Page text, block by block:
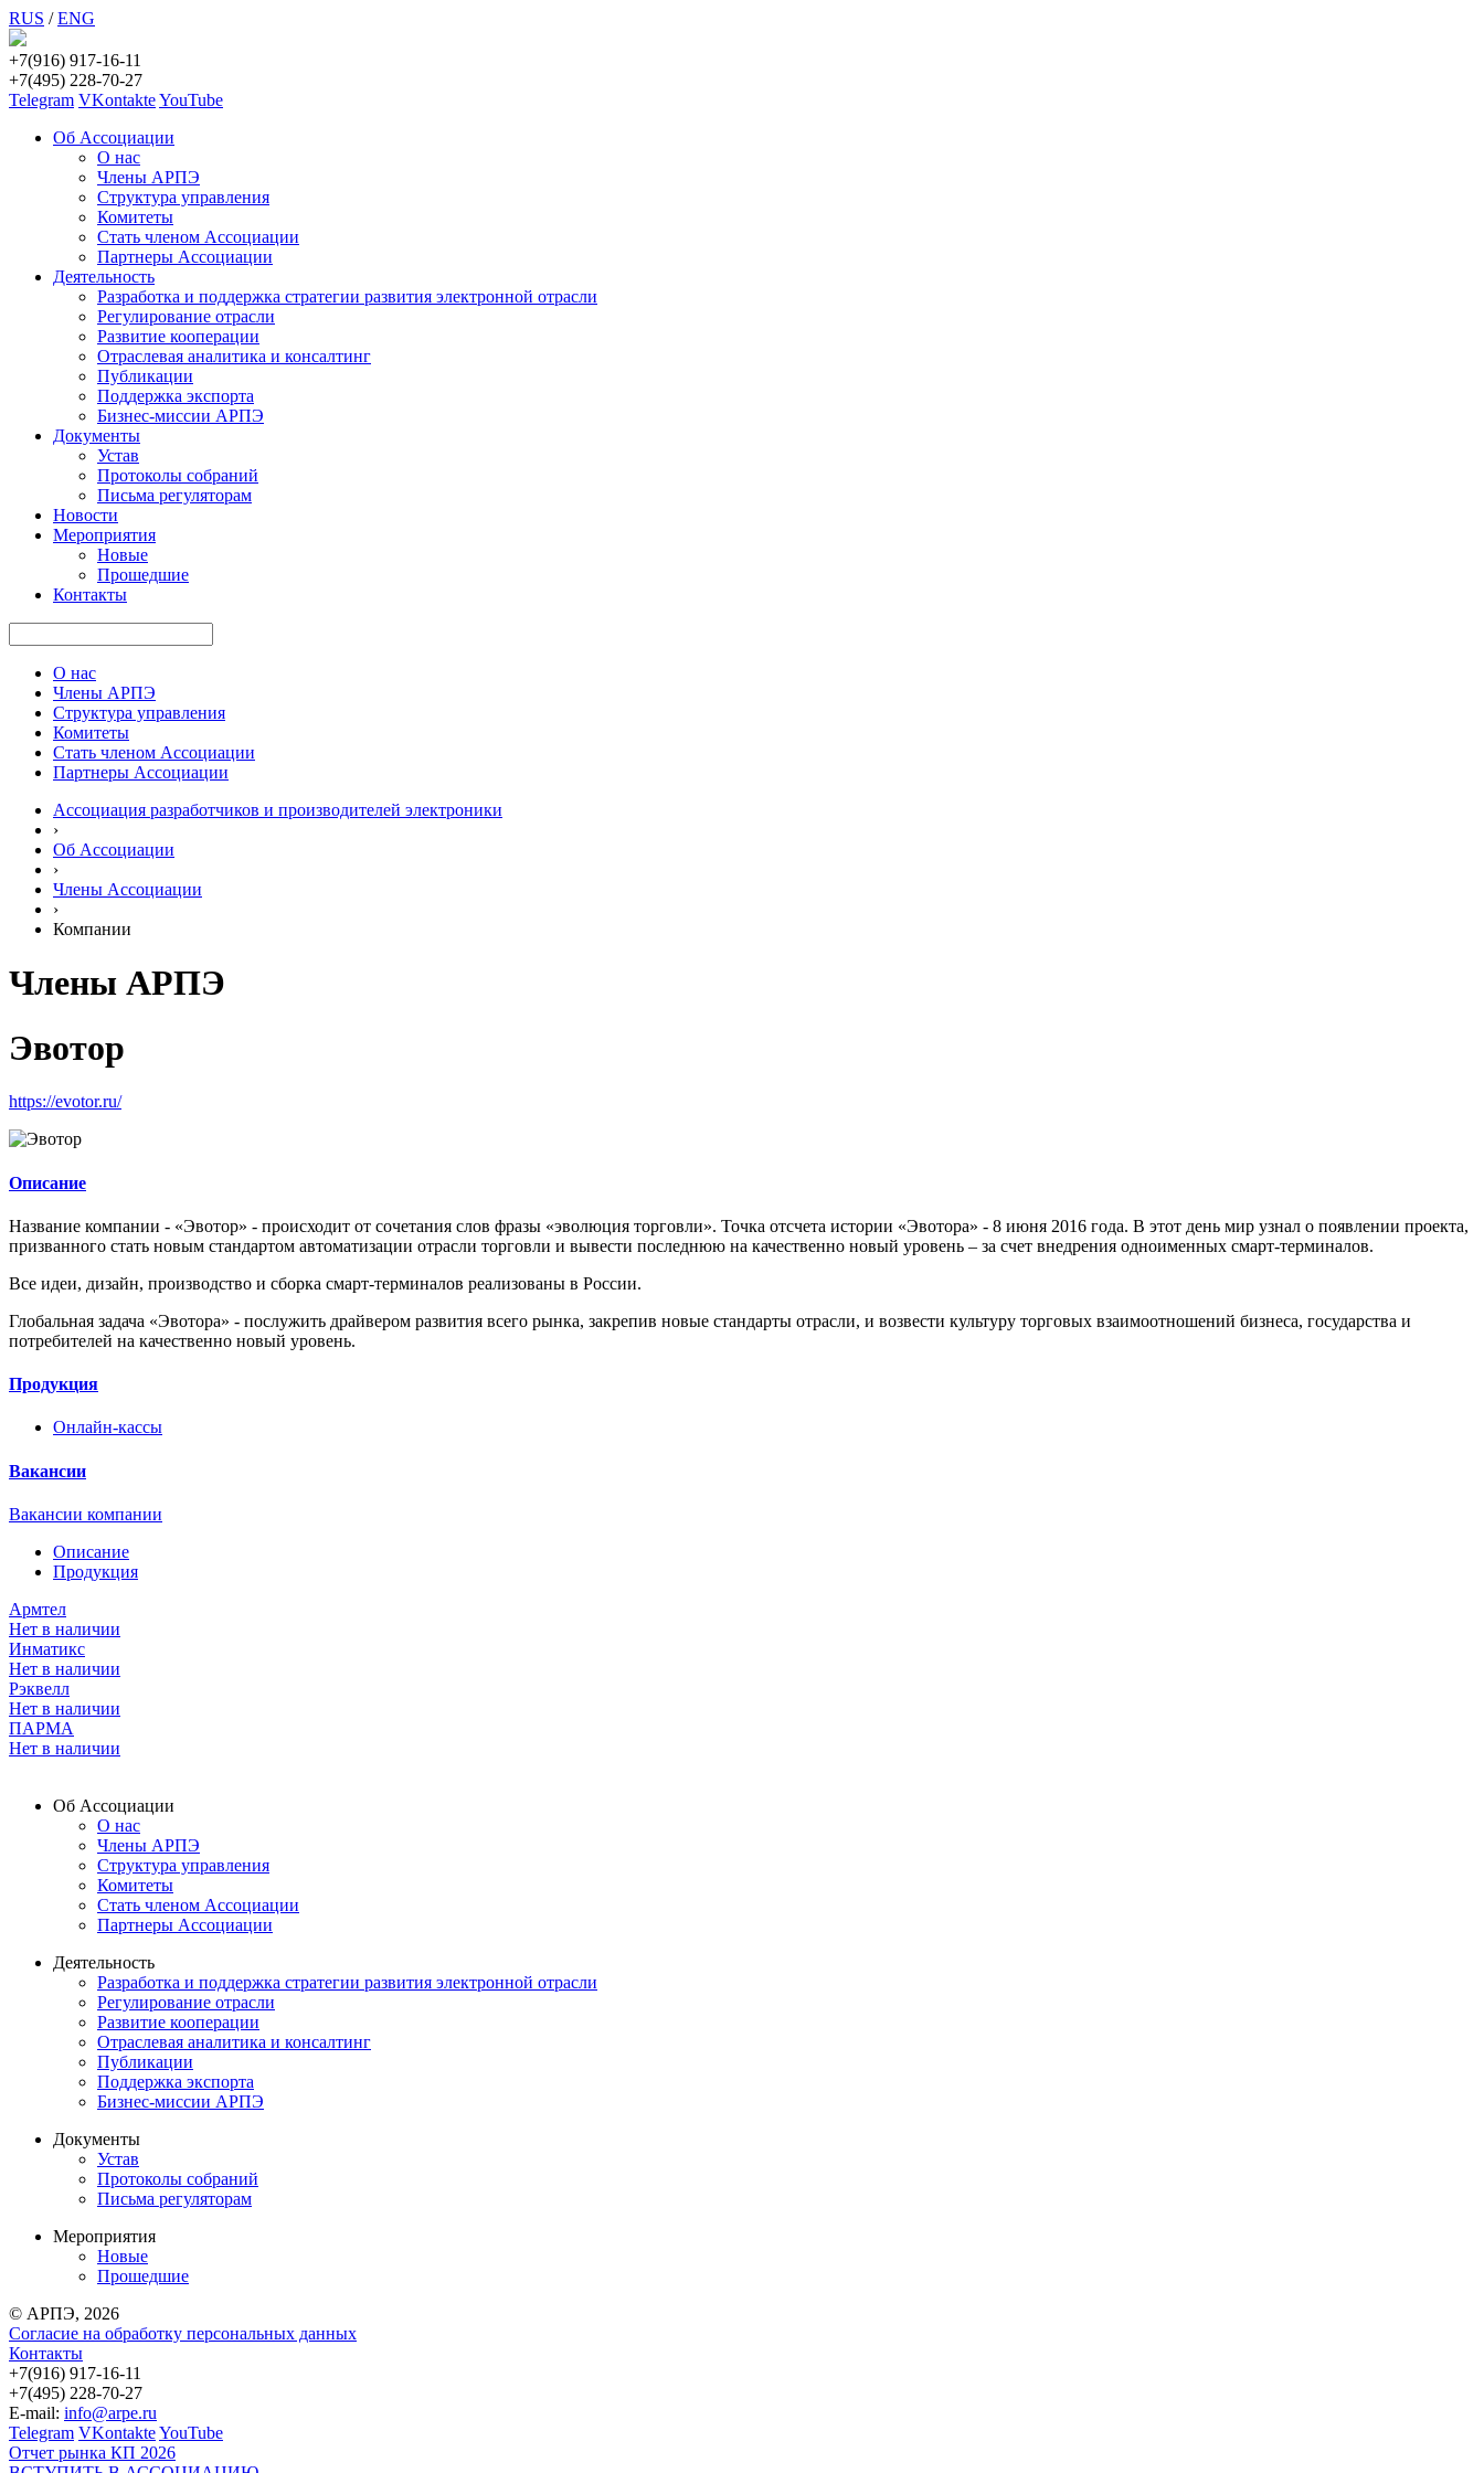
RUS /ENG
+7(916) 917-16-11
+7(495) 228-70-27
Telegram VKontakteYouTube
Об Ассоциации
О нас
Члены АРПЭ
Структура управления
Комитеты
Стать членом Ассоциации
Партнеры Ассоциации
Деятельность
Разработка и поддержка стратегии развития электронной отрасли
Регулирование отрасли
Развитие кооперации
Отраслевая аналитика и консалтинг
Публикации
Поддержка экспорта
Бизнес-миссии АРПЭ
Документы
Устав
Протоколы собраний
Письма регуляторам
Новости
Мероприятия
Новые
Прошедшие
Контакты
О нас
Члены АРПЭ
Структура управления
Комитеты
Стать членом Ассоциации
Партнеры Ассоциации
Ассоциация разработчиков и производителей электроники
›
Об Ассоциации
›
Члены Ассоциации
›
Компании
Члены АРПЭ
Эвотор
https://evotor.ru/
Описание
Название компании - «Эвотор» - происходит от сочетания слов фразы «эволюция торговли». Точка отсчета истории «Эвотора» - 8 июня 2016 года. В этот день мир узнал о появлении проекта,
призванного стать новым стандартом автоматизации отрасли торговли и вывести последнюю на качественно новый уровень – за счет внедрения одноименных смарт-терминалов.
Все идеи, дизайн, производство и сборка смарт-терминалов реализованы в России.
Глобальная задача «Эвотора» - послужить драйвером развития всего рынка, закрепив новые стандарты отрасли, и возвести культуру торговых взаимоотношений бизнеса, государства и
потребителей на качественно новый уровень.
Продукция
Онлайн-кассы
Вакансии
Вакансии компании
Описание
Продукция
Армтел
Нет в наличии
Инматикс
Нет в наличии
Рэквелл
Нет в наличии
ПАРМА
Нет в наличии
Об Ассоциации
О нас
Члены АРПЭ
Структура управления
Комитеты
Стать членом Ассоциации
Партнеры Ассоциации
Деятельность
Разработка и поддержка стратегии развития электронной отрасли
Регулирование отрасли
Развитие кооперации
Отраслевая аналитика и консалтинг
Публикации
Поддержка экспорта
Бизнес-миссии АРПЭ
Документы
Устав
Протоколы собраний
Письма регуляторам
Мероприятия
Новые
Прошедшие
© АРПЭ, 2026
Согласие на обработку персональных данных
Контакты
+7(916) 917-16-11
+7(495) 228-70-27
E-mail: info@arpe.ru
Telegram VKontakteYouTube
Отчет рынка КП 2026